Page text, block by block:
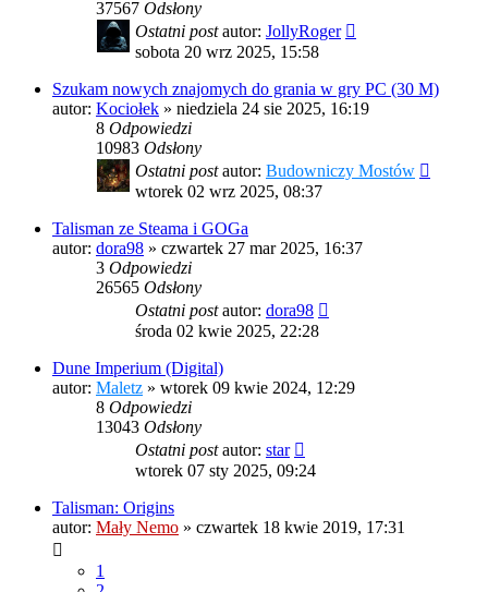
37567 Odsłony
Ostatni postautor: JollyRoger
sobota 20 wrz 2025, 15:58
Szukam nowych znajomych do grania w gry PC (30 M)
autor: Kociołek » niedziela 24 sie 2025, 16:19
8 Odpowiedzi
10983 Odsłony
Ostatni postautor: Budowniczy Mostów
wtorek 02 wrz 2025, 08:37
Talisman ze Steama i GOGa
autor: dora98 » czwartek 27 mar 2025, 16:37
3 Odpowiedzi
26565 Odsłony
Ostatni postautor: dora98
środa 02 kwie 2025, 22:28
Dune Imperium (Digital)
autor: Maletz » wtorek 09 kwie 2024, 12:29
8 Odpowiedzi
13043 Odsłony
Ostatni postautor: star
wtorek 07 sty 2025, 09:24
Talisman: Origins
autor: Mały Nemo » czwartek 18 kwie 2019, 17:31
1